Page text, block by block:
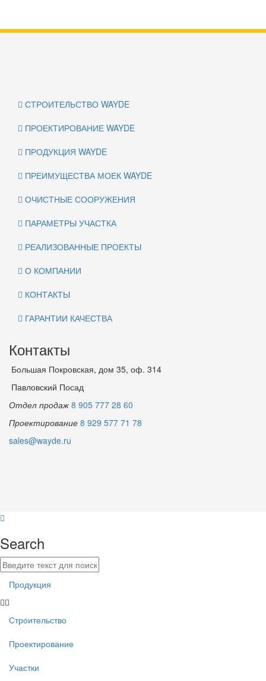
СТРОИТЕЛЬСТВО WAYDE
ПРОЕКТИРОВАНИЕ WAYDE
ПРОДУКЦИЯ WAYDE
ПРЕИМУЩЕСТВА МОЕК WAYDE
ОЧИСТНЫЕ СООРУЖЕНИЯ
ПАРАМЕТРЫ УЧАСТКА
РЕАЛИЗОВАННЫЕ ПРОЕКТЫ
О КОМПАНИИ
КОНТАКТЫ
ГАРАНТИИ КАЧЕСТВА
Контакты
Большая Покровская, дом 35, оф. 314
Павловский Посад
Отдел продаж 8 905 777 28 60
Проектирование 8 929 577 71 78
sales@wayde.ru
Search
Продукция
Строительство
Проектирование
Участки